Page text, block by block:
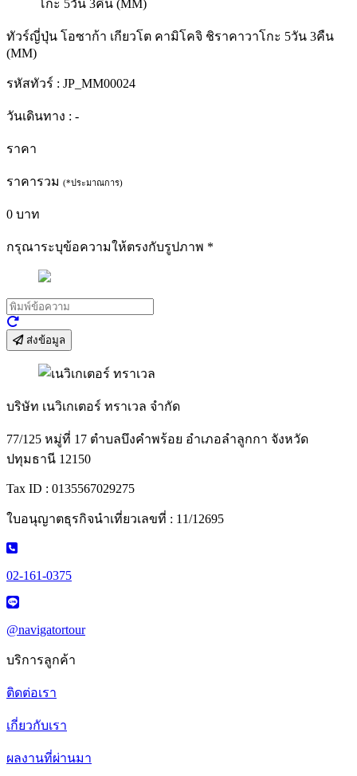
ทัวร์ญี่ปุ่น โอซาก้า เกียวโต คามิโคจิ ชิราคาวาโกะ 5วัน 3คืน
(MM)
รหัสทัวร์ : JP_MM00024
วันเดินทาง : -
ราคา
ราคารวม (*ประมาณการ)
0 บาท
กรุณาระบุข้อความให้ตรงกับรูปภาพ *
ส่งข้อมูล
บริษัท เนวิเกเตอร์ ทราเวล จำกัด
77/125 หมู่ที่ 17 ตำบลบึงคำพร้อย อำเภอลำลูกกา จังหวัด
ปทุมธานี 12150
Tax ID : 0135567029275
ใบอนุญาตธุรกิจนำเที่ยวเลขที่ : 11/12695
02-161-0375
@navigatortour
บริการลูกค้า
ติดต่อเรา
เกี่ยวกับเรา
ผลงานที่ผ่านมา